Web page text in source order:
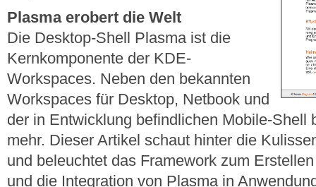
Plasma erobert die Welt
Die Desktop-Shell Plasma ist die
Kernkomponente der KDE-
Workspaces. Neben den bekannten
Workspaces für Desktop, Netbook und
der in Entwicklung befindlichen Mobile-Shell
mehr. Dieser Artikel schaut hinter die
und beleuchtet das Framework zum
und die Integration von Plasma in